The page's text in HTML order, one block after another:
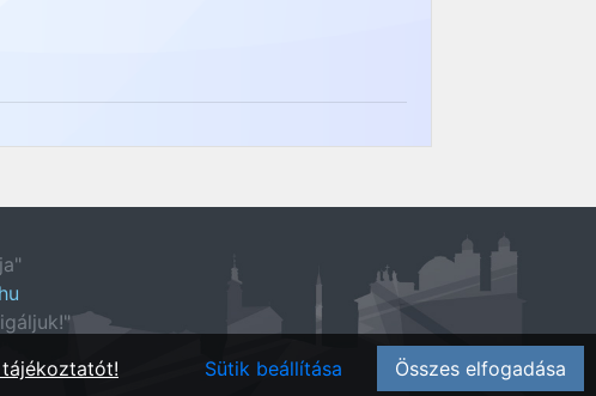
Sütik beállítása Összes elfogadása